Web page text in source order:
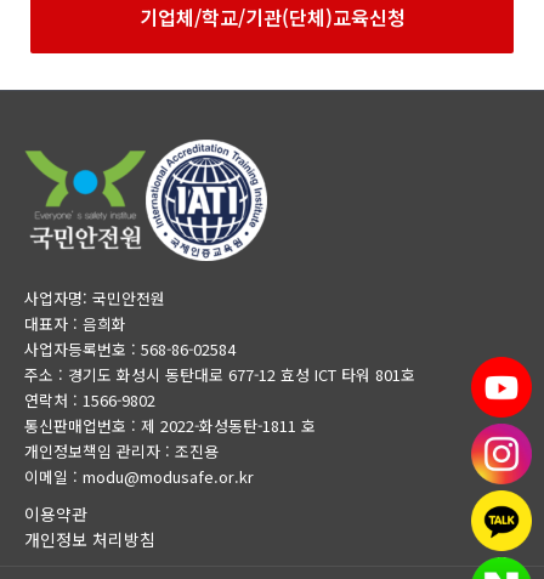
기업체/학교/기관(단체)교육신청
사업자명: 국민안전원
대표자 : 음희화
사업자등록번호 : 568-86-02584
주소 : 경기도 화성시 동탄대로 677-12 효성 ICT 타워 801호
연락처 : 1566-9802
통신판매업번호 : 제 2022-화성동탄-1811 호
개인정보책임 관리자 : 조진용
이메일 : modu@modusafe.or.kr
이용약관
개인정보 처리방침